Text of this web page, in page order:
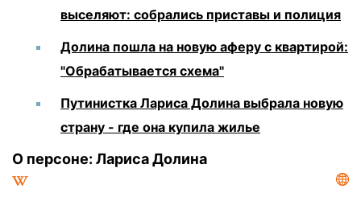
выселяют: собрались приставы и полиция
Долина пошла на новую аферу с квартирой:
"Обрабатывается схема"
Путинистка Лариса Долина выбрала новую
страну - где она купила жилье
О персоне: Лариса Долина